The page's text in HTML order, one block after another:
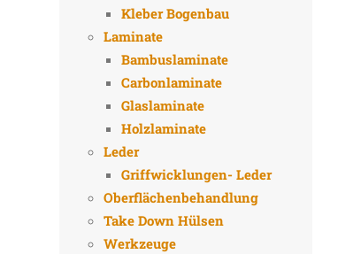
Kleber Bogenbau
Laminate
Bambuslaminate
Carbonlaminate
Glaslaminate
Holzlaminate
Leder
Griffwicklungen- Leder
Oberflächenbehandlung
Take Down Hülsen
Werkzeuge